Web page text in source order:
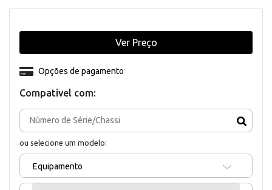
Compativel com:
ou selecione um modelo:
Equipamento
Opções de pagamento
Ver Preço